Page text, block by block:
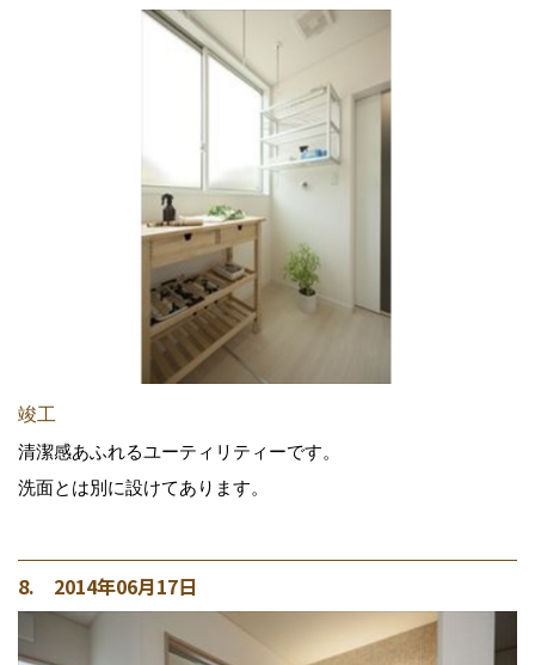
竣工
清潔感あふれるユーティリティーです。
洗面とは別に設けてあります。
8. 2014年06月17日